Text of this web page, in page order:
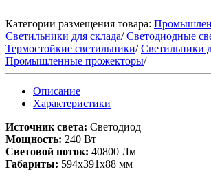
Категории размещения товара:
Светильники для склада/Светодиодные
Термостойкие светильники/Светильники
Промышленные прожекторы/
Описание
Характеристики
Источник света: Светодиод
Мощность: 240 Вт
Световой поток: 40800 Лм
Габариты: 594х391х88 мм